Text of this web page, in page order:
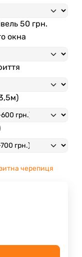
50 грн.
окна
черепиця